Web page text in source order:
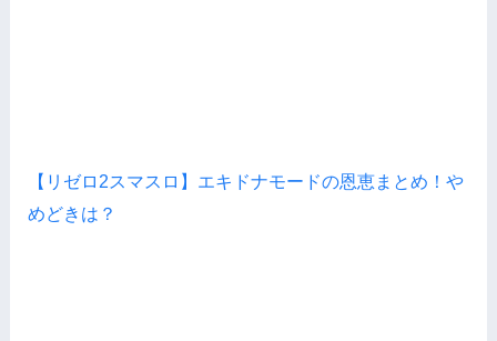
【リゼロ2スマスロ】エキドナモードの恩恵まとめ！や
めどきは？